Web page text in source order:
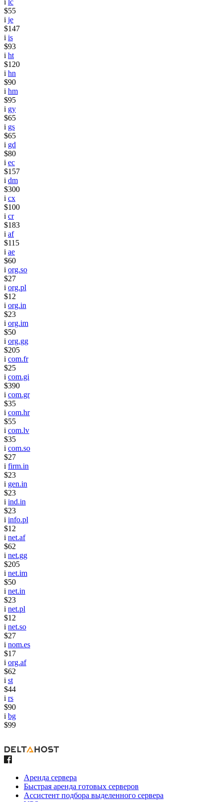
i lc
$55
i je
$147
i is
$93
i ht
$120
i hn
$90
i hm
$95
i gy
$65
i gs
$65
i gd
$80
i ec
$157
i dm
$300
i cx
$100
i cr
$183
i af
$115
i ae
$60
i org.so
$27
i org.pl
$12
i org.in
$23
i org.im
$50
i org.gg
$205
i com.fr
$25
i com.gi
$390
i com.gr
$35
i com.hr
$55
i com.lv
$35
i com.so
$27
i firm.in
$23
i gen.in
$23
i ind.in
$23
i info.pl
$12
i net.af
$62
i net.gg
$205
i net.im
$50
i net.in
$23
i net.pl
$12
i net.so
$27
i nom.es
$17
i org.af
$62
i st
$44
i rs
$90
i bg
$99
Аренда сервера
Быстрая аренда готовых серверов
Ассистент подбора выделенного сервера